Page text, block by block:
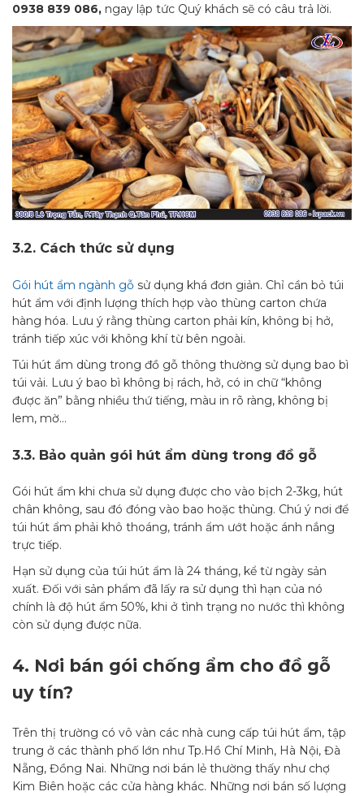
0938 839 086, ngay lập tức Quý khách sẽ có câu trả lời.
3.2. Cách thức sử dụng
Gói hút ẩm ngành gỗ sử dụng khá đơn giản. Chỉ cần bỏ túi
hút ẩm với định lượng thích hợp vào thùng carton chứa
hàng hóa. Lưu ý rằng thùng carton phải kín, không bị hở,
tránh tiếp xúc với không khí từ bên ngoài.
Túi hút ẩm dùng trong đồ gỗ thông thường sử dụng bao bì
túi vải. Lưu ý bao bì không bị rách, hở, có in chữ “không
được ăn” bằng nhiều thứ tiếng, màu in rõ ràng, không bị
lem, mờ…
3.3. Bảo quản gói hút ẩm dùng trong đồ gỗ
Gói hút ẩm khi chưa sử dụng được cho vào bịch 2-3kg, hút
chân không, sau đó đóng vào bao hoặc thùng. Chú ý nơi để
túi hút ẩm phải khô thoáng, tránh ẩm ướt hoặc ánh nắng
trực tiếp.
Hạn sử dụng của túi hút ẩm là 24 tháng, kể từ ngày sản
xuất. Đối với sản phẩm đã lấy ra sử dụng thì hạn của nó
chính là độ hút ẩm 50%, khi ở tình trạng no nước thì không
còn sử dụng được nữa.
4. Nơi bán gói chống ẩm cho đồ gỗ
uy tín?
Trên thị trường có vô vàn các nhà cung cấp túi hút ẩm, tập
trung ở các thành phố lớn như Tp.Hồ Chí Minh, Hà Nội, Đà
Nẵng, Đồng Nai. Những nơi bán lẻ thường thấy như chợ
Kim Biên hoặc các cửa hàng khác. Những nơi bán số lượng